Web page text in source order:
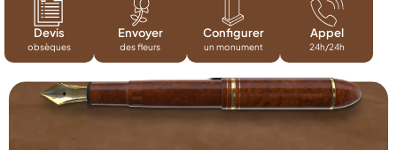
Devis
obsèques
Envoyer
des fleurs
Configurer
un monument
Appel
24h/24h